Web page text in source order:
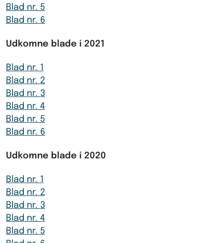
Blad nr. 5
Blad nr. 6
Udkomne blade i 2021
Blad nr. 1
Blad nr. 2
Blad nr. 3
Blad nr. 4
Blad nr. 5
Blad nr. 6
Udkomne blade i 2020
Blad nr. 1
Blad nr. 2
Blad nr. 3
Blad nr. 4
Blad nr. 5